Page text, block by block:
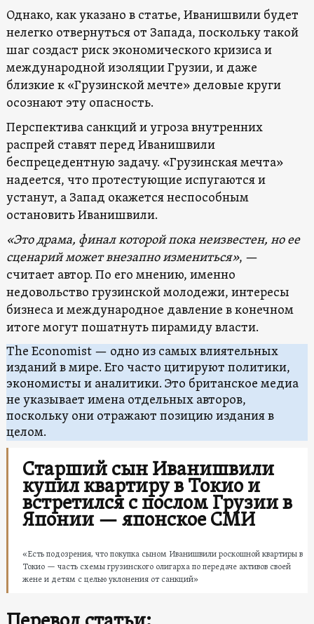
Однако, как указано в статье, Иванишвили будет
нелегко отвернуться от Запада, поскольку такой
шаг создаст риск экономического кризиса и
международной изоляции Грузии, и даже
близкие к «Грузинской мечте» деловые круги
осознают эту опасность.
Перспектива санкций и угроза внутренних
распрей ставят перед Иванишвили
беспрецедентную задачу. «Грузинская мечта»
надеется, что протестующие испугаются и
устанут, а Запад окажется неспособным
остановить Иванишвили.
«Это драма, финал которой пока неизвестен, но ее
сценарий может внезапно измениться», —
считает автор. По его мнению, именно
недовольство грузинской молодежи, интересы
бизнеса и международное давление в конечном
итоге могут пошатнуть пирамиду власти.
The Economist — одно из самых влиятельных
изданий в мире. Его часто цитируют политики,
экономисты и аналитики. Это британское медиа
не указывает имена отдельных авторов,
поскольку они отражают позицию издания в
целом.
Старший сын Иванишвили
купил квартиру в Токио и
встретился с послом Грузии в
Японии — японское СМИ
«Есть подозрения, что покупка сыном Иванишвили роскошной квартиры в
Токио — часть схемы грузинского олигарха по передаче активов своей
жене и детям с целью уклонения от санкций»